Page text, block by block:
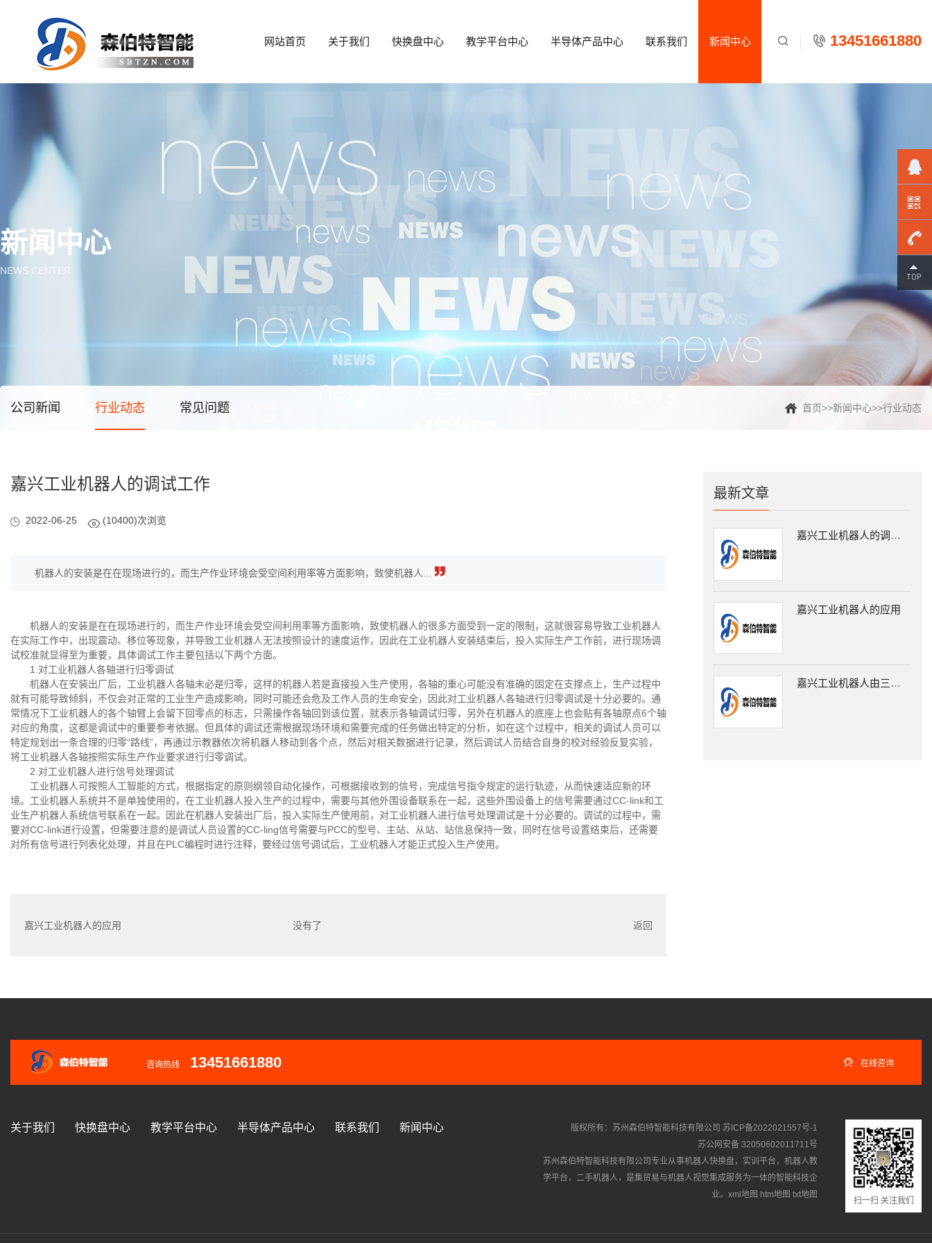
网站首页 关于我们 快换盘中心 教学平台中心 半导体产品中心 联系我们 新闻中心  13451661880
新闻中心
NEWS CENTER
首页>>新闻中心>>行业动态
公司新闻 行业动态 常见问题
嘉兴工业机器人的调试工作
2022-06-25 (10400)次浏览
机器人的安装是在在现场进行的，而生产作业环境会受空间利用率等方面影响，致使机器人...
机器人的安装是在在现场进行的，而生产作业环境会受空间利用率等方面影响，致使机器人的很多方面受到一定的限制，这就很容易导致工业机器人
在实际工作中，出现震动、移位等现象，并导致工业机器人无法按照设计的速度运作，因此在工业机器人安装结束后，投入实际生产工作前，进行现场调
试校准就显得至为重要，具体调试工作主要包括以下两个方面。
1.对工业机器人各轴进行归零调试
机器人在安装出厂后，工业机器人各轴未必是归零，这样的机器人若是直接投入生产使用，各轴的重心可能没有准确的固定在支撑点上，生产过程中
就有可能导致倾斜，不仅会对正常的工业生产造成影响，同时可能还会危及工作人员的生命安全，因此对工业机器人各轴进行归零调试是十分必要的。通
常情况下工业机器人的各个轴臂上会留下回零点的标志，只需操作各轴回到该位置，就表示各轴调试归零，另外在机器人的底座上也会贴有各轴原点6个轴
对应的角度，这都是调试中的重要参考依据。但具体的调试还需根据现场环境和需要完成的任务做出特定的分析，如在这个过程中，相关的调试人员可以
特定规划出一条合理的归零“路线”，再通过示教器依次将机器人移动到各个点，然后对相关数据进行记录，然后调试人员结合自身的校对经验反复实验，
将工业机器人各轴按照实际生产作业要求进行归零调试。
2.对工业机器人进行信号处理调试
工业机器人可按照人工智能的方式，根据指定的原则纲领自动化操作，可根据接收到的信号，完成信号指令规定的运行轨迹，从而快速适应新的环
境。工业机器人系统并不是单独使用的，在工业机器人投入生产的过程中，需要与其他外围设备联系在一起，这些外围设备上的信号需要通过CC-link和工
业生产机器人系统信号联系在一起。因此在机器人安装出厂后，投入实际生产使用前，对工业机器人进行信号处理调试是十分必要的。调试的过程中，需
要对CC-link进行设置，但需要注意的是调试人员设置的CC-ling信号需要与PCC的型号、主站、从站、站信息保持一致，同时在信号设置结束后，还需要
对所有信号进行列表化处理，并且在PLC编程时进行注释，要经过信号调试后，工业机器人才能正式投入生产使用。
没有了
嘉兴工业机器人的应用 返回
最新文章
嘉兴工业机器人的调试工作
嘉兴工业机器人的应用
嘉兴工业机器人由三大部分组成
咨询热线 13451661880  在线咨询
关于我们 快换盘中心 教学平台中心 半导体产品中心 联系我们 新闻中心
扫一扫 关注我们
版权所有：苏州森伯特智能科技有限公司 苏ICP备2022021557号-1
苏公网安备 32050602011711号
苏州森伯特智能科技有限公司专业从事机器人快换盘， 实训平台 ， 机器人教
学平台 ， 二手机器人，是集贸易与机器人视觉集成服务为一体的智能科技企
业。 xml地图 htm地图 txt地图